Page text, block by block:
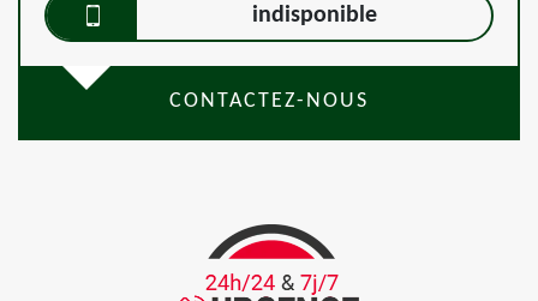
indisponible
CONTACTEZ-NOUS